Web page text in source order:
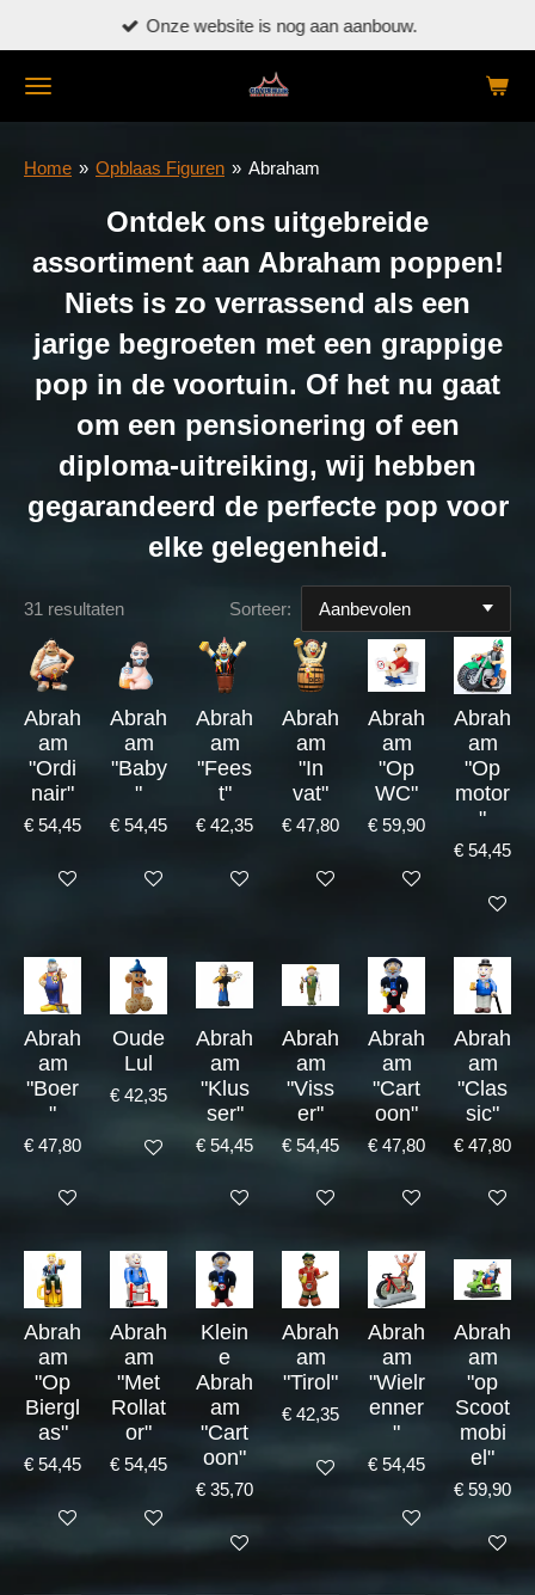
naar
de
Onze website is nog aan aanbouw.
Home » Opblaas Figuren » Abraham
Ontdek ons uitgebreide
assortiment aan Abraham poppen!
Niets is zo verrassend als een
jarige begroeten met een grappige
pop in de voortuin. Of het nu gaat
om een pensionering of een
diploma-uitreiking, wij hebben
gegarandeerd de perfecte pop voor
elke gelegenheid.
31 resultaten Sorteer:
Abrah
am
"Ordi
nair"
€ 54,45
Bekijk details
Abrah
am
"Baby
"
€ 54,45
Bekijk details
Abrah
am
"Fees
t"
€ 42,35
Bekijk details
Abrah
am
"In
vat"
€ 47,80
Bekijk details
Abrah
am
"Op
WC"
€ 59,90
Bekijk details
Abrah
am
"Op
motor
"
€ 54,45
Bekijk
Abrah
am
"Boer
"
€ 47,80
Bekijk details
Oude
Lul
€ 42,35
Bekijk details
Abrah
am
"Klus
ser"
€ 54,45
Bekijk details
Abrah
am
"Viss
er"
€ 54,45
Bekijk details
Abrah
am
"Cart
oon"
€ 47,80
Bekijk details
Abrah
am
"Clas
sic"
€ 47,80
Bekijk
Abrah
am
"Op
Biergl
as"
€ 54,45
Bekijk details
Abrah
am
"Met
Rollat
or"
€ 54,45
Bekijk details
Klein
e
Abrah
am
"Cart
oon"
€ 35,70
Bekijk details
Abrah
am
"Tirol"
€ 42,35
Bekijk details
Abrah
am
"Wielr
enner
"
€ 54,45
Bekijk details
Abrah
am
"op
Scoot
mobi
el"
€ 59,90
Bekijk